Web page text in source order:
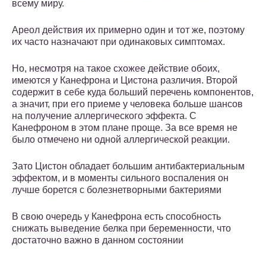
всему миру.
Ареол действия их примерно один и тот же, поэтому
их часто назначают при одинаковых симптомах.
Но, несмотря на такое схожее действие обоих,
имеются у Канефрона и Цистона различия. Второй
содержит в себе куда больший перечень компонентов,
а значит, при его приеме у человека больше шансов
на получение аллергического эффекта. С
Канефроном в этом плане проще. За все время не
было отмечено ни одной аллергической реакции.
Зато Цистон обладает большим антибактериальным
эффектом, и в моменты сильного воспаления он
лучше борется с болезнетворными бактериями
В свою очередь у Канефрона есть способность
снижать выведение белка при беременности, что
достаточно важно в данном состоянии